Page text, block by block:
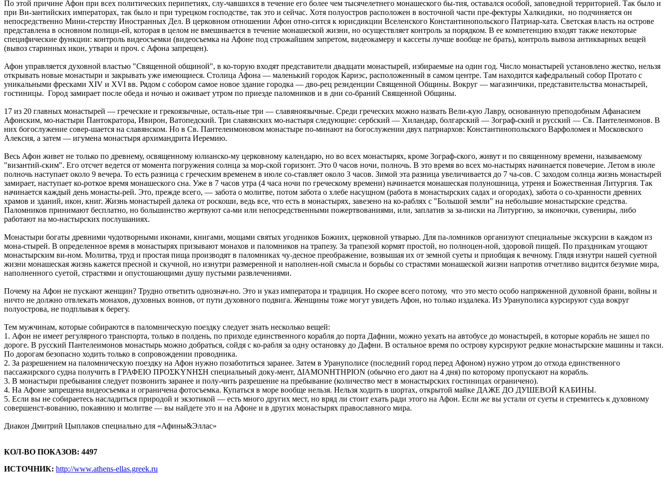
По этой причине Афон при всех политических перипетиях, слу-чавшихся в течение его более чем тысячелетнего монашеского бы-тия, оставался особой, заповедной территорией. Так было и
при Ви-зантийских императорах, так было и при турецком господстве, так это и сейчас. Хотя полуостров расположен в восточной части пре-фектуры Халкидики, но подчиняется он
непосредственно Мини-стерству Иностранных Дел. В церковном отношении Афон отно-сится к юрисдикции Вселенского Константинопольского Патриар-хата. Светская власть на острове
представлена в основном полици-ей, которая в целом не вмешивается в течение монашеской жизни, но осуществляет контроль за порядком. В ее компетенцию входят также некоторые
специфические функции: контроль видеосъемки (видеосъемка на Афоне под строжайшим запретом, видеокамеру и кассеты лучше вообще не брать), контроль вывоза антикварных вещей
(вывоз старинных икон, утвари и проч. с Афона запрещен).
Афон управляется духовной властью "Священной общиной", в ко-торую входят представители двадцати монастырей, избираемые на один год. Число монастырей установлено жестко, нельзя
открывать новые монастыри и закрывать уже имеющиеся. Столица Афона — маленький городок Кариэс, расположенный в самом центре. Там находится кафедральный собор Протато с
уникальными фресками XIV и XVI вв. Рядом с собором самое новое здание городка — дво-рец резиденции Священной Общины. Вокруг — магазинчики, представительства монастырей,
гостиницы. Город замирает после обеда и ночью и оживает утром по приезде паломников и в дни со-браний Священной Общины.
17 из 20 главных монастырей — греческие и грекоязычные, осталь-ные три — славяноязычные. Среди греческих можно назвать Вели-кую Лавру, основанную преподобным Афанасием
Афонским, мо-настыри Пантократора, Ивирон, Ватопедский. Три славянских мо-настыря следующие: сербский — Хиландар, болгарский — Зограф-ский и русский — Св. Пантелеимонов. В
них богослужение совер-шается на славянском. Но в Св. Пантелеимоновом монастыре по-минают на богослужении двух патриархов: Константинопольского Варфоломея и Московского
Алексия, а затем — игумена монастыря архимандрита Иеремию.
Весь Афон живет не только по древнему, освященному юлианско-му церковному календарю, но во всех монастырях, кроме Зограф-ского, живут и по священному времени, называемому
"византий-ским". Его отсчет ведется от момента погружения солнца за мор-ской горизонт. Это 0 часов ночи, полночь. В это время во всех мо-настырях начинается повечерие. Летом в июле
полночь наступает около 9 вечера. То есть разница с греческим временем в июле со-ставляет около 3 часов. Зимой эта разница увеличивается до 7 ча-сов. С заходом солнца жизнь монастырей
замирает, наступает ко-роткое время монашеского сна. Уже в 7 часов утра (4 часа ночи по греческому времени) начинается монашеская полуношница, утреня и Божественная Литургия. Так
начинается каждый день монасты-рей. Это, прежде всего, — забота о молитве, потом забота о хлебе насущном (работа в монастырских садах и огородах), забота о со-хранности древних
храмов и зданий, икон, книг. Жизнь монастырей далека от роскоши, ведь все, что есть в монастырях, завезено на ко-раблях с "Большой земли" на небольшие монастырские средства.
Паломников принимают бесплатно, но большинство жертвуют са-ми или непосредственными пожертвованиями, или, заплатив за за-писки на Литургию, за иконочки, сувениры, либо
работают на мо-настырских послушаниях.
Монастыри богаты древними чудотворными иконами, книгами, мощами святых угодников Божиих, церковной утварью. Для па-ломников организуют специальные экскурсии в каждом из
мона-стырей. В определенное время в монастырях призывают монахов и паломников на трапезу. За трапезой кормят простой, но полноцен-ной, здоровой пищей. По праздникам угощают
монастырским ви-ном. Молитва, труд и простая пища производят в паломниках чу-десное преображение, возвышая их от земной суеты и приобщая к вечному. Глядя изнутри нашей суетной
жизни монашеская жизнь кажется пресной и скучной, но изнутри размеренной и наполнен-ной смысла и борьбы со страстями монашеской жизни напротив отчетливо видится безумие мира,
наполненного суетой, страстями и опустошающими душу пустыми развлечениями.
Почему на Афон не пускают женщин? Трудно ответить однознач-но. Это и указ императора и традиция. Но скорее всего потому, что это место особо напряженной духовной брани, войны и
ничто не должно отвлекать монахов, духовных воинов, от пути духовного подвига. Женщины тоже могут увидеть Афон, но только издалека. Из Урануполиса курсируют суда вокруг
полуострова, не подплывая к берегу.
Тем мужчинам, которые собираются в паломническую поездку следует знать несколько вещей:
1. Афон не имеет регулярного транспорта, только в полдень, по приходе единственного корабля до порта Дафнии, можно уехать на автобусе до монастырей, в которые корабль не зашел по
дороге. В русский Пантелеимонов монастырь можно добраться, сойдя с ко-рабля за одну остановку до Дафни. В остальное время по острову курсируют редкие монастырские машины и такси.
По дорогам безопасно ходить только в сопровождении проводника.
2. За разрешением на паломническую поездку на Афон нужно позаботиться заранее. Затем в Урануполисе (последний город перед Афоном) нужно утром до отхода единственного
пассажирского судна получить в ΓΡΑΦΕΙΟ ΠΡΟΣΚΥΝΗΣΗ специальный доку-мент, ΔΙΑΜΟΝΗΤΗΡΙΟΝ (обычно его дают на 4 дня) по которому пропускают на корабль.
3. В монастыри пребывания следует позвонить заранее и полу-чить разрешение на пребывание (количество мест в монастырских гостиницах ограничено).
4. На Афоне запрещена видеосъемка и ограничена фотосъемка. Купаться в море вообще нельзя. Нельзя ходить в шортах, открытой майке ДАЖЕ ДО ДУШЕВОЙ КАБИНЫ.
5. Если вы не собираетесь насладиться природой и экзотикой — есть много других мест, но вряд ли стоит ехать ради этого на Афон. Если же вы устали от суеты и стремитесь к духовному
совершенст-вованию, покаянию и молитве — вы найдете это и на Афоне и в других монастырях православного мира.
Диакон Дмитрий Цыплаков специально для «Афины&Эллас»
КОЛ-ВО ПОКАЗОВ: 4497
ИСТОЧНИК: http://www.athens-ellas.greek.ru